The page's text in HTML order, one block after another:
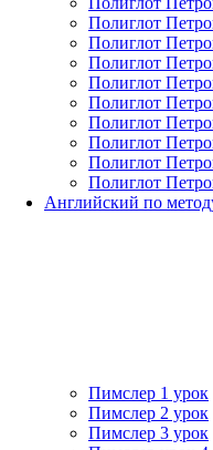
Полиглот
Полиглот
Полиглот
Полиглот
Полиглот
Полиглот
Полиглот
Полиглот
Полиглот
Английский по
Пимслер 1 урок
Пимслер 2 урок
Пимслер 3 урок